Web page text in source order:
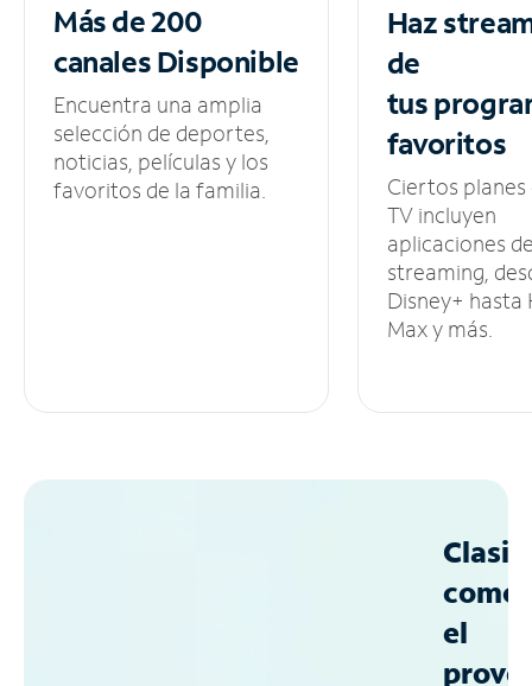
Más de 200
canalesDisponible
Encuentra una amplia
selección de deportes,
noticias, películas y los
favoritos de la familia.
Haz
de
tus
favoritos
Ciertos planes
TV incluyen
aplicaciones
streaming,
Disney+ hasta
Max y más.
como
el